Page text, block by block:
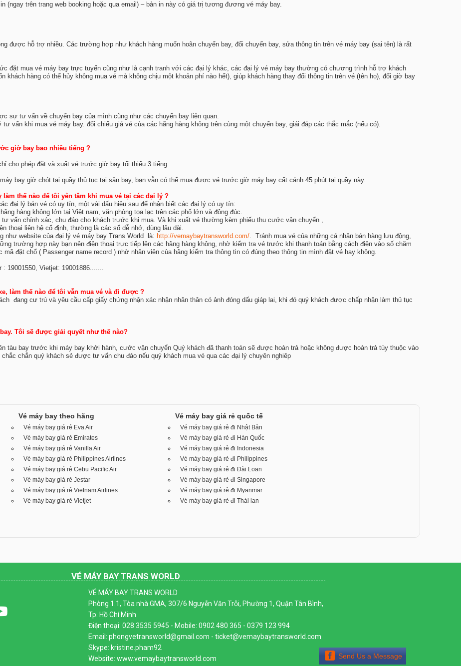
(ngay trên trang web booking hoặc qua email) – bản in này có giá trị tương đương vé máy bay.
được hỗ trợ nhiều. Các trường hợp như khách hàng muốn hoãn chuyến bay, đổi chuyến bay, sửa thông tin trên vé máy bay (sai tên) là rất
đặt mua vé máy bay trực tuyến cũng như là cạnh tranh với các đại lý khác, các đại lý vé máy bay thường có chương trình hỗ trợ khách
khách hàng có thể hủy không mua vé mà không chịu một khoản phí nào hết), giúp khách hàng thay đổi thông tin trên vé (tên họ), đổi giờ bay
sự tư vấn về chuyến bay của mình cũng như các chuyến bay liên quan.
vấn khi mua vé máy bay. đối chiếu giá vé của các hãng hàng không trên cùng một chuyến bay, giái đáp các thắc mắc (nếu có).
giờ bay bao nhiêu tiếng ?
cho phép đặt và xuất vé trước giờ bay tối thiểu 3 tiếng.
bay giờ chót tại quầy thủ tục tại sân bay, bạn vẫn có thể mua được vé trước giờ máy bay cất cánh 45 phút tại quầy này.
thế nào để tôi yên tâm khi mua vé tại các đại lý ?
đại lý bán vé có uy tín, một vài dấu hiệu sau để nhận biết các đại lý có uy tín:
hàng không lớn tại Việt nam, văn phòng tọa lạc trên các phố lớn và đông đúc.
vấn chính xác, chu đáo cho khách trước khi mua. Và khi xuất vé thường kèm phiếu thu cước vận chuyển ,
thoại liên hệ cố định, thường là các số dễ nhớ, dùng lâu dài.
như website của đại lý vé máy bay Trans World là: http://vemaybaytransworld.com/. Tránh mua vé của những cá nhân bán hàng lưu động,
trường hợp này bạn nên điện thoại trực tiếp lên các hãng hàng không, nhờ kiểm tra vé trước khi thanh toán bằng cách điện vào số chăm
đặt chổ ( Passenger name record ) nhờ nhân viên của hãng kiểm tra thông tin có đúng theo thông tin mình đặt vé hay không.
19001550, Vietjet: 19001886.......
làm thế nào để tôi vẫn mua vé và đi được ?
đang cư trú và yêu cầu cấp giấy chứng nhận xác nhận nhân thân có ảnh đóng dấu giáp lai, khi đó quý khách được chấp nhận làm thủ tục
Tôi sẽ được giải quyết như thế nào?
tàu bay trước khi máy bay khởi hành, cước vận chuyển Quý khách đã thanh toán sẽ được hoàn trả hoặc không được hoàn trả tùy thuộc vào
chắn quý khách sẻ được tư vấn chu đáo nếu quý khách mua vé qua các đại lý chuyên nghiêp
Vé máy bay theo hãng
Vé máy bay giá rẻ Eva Air
Vé máy bay giá rẻ Emirates
Vé máy bay giá rẻ Vanilla Air
Vé máy bay giá rẻ Philippines Airlines
Vé máy bay giá rẻ Cebu Pacific Air
Vé máy bay giá rẻ Jestar
Vé máy bay giá rẻ Vietnam Airlines
Vé máy bay giá rẻ Vietjet
Vé máy bay giá rẻ quốc tế
Vé máy bay giá rẻ đi Nhật Bản
Vé máy bay giá rẻ đi Hàn Quốc
Vé máy bay giá rẻ đi Indonesia
Vé máy bay giá rẻ đi Philippines
Vé máy bay giá rẻ đi Đài Loan
Vé máy bay giá rẻ đi Singapore
Vé máy bay giá rẻ đi Myanmar
Vé máy bay giá rẻ đi Thái lan
VÉ MÁY BAY TRANS WORLD
VÉ MÁY BAY TRANS WORLD
Phòng 1.1, Tòa nhà GMA, 307/6 Nguyễn Văn Trỗi, Phường 1, Quận Tân Bình,
Tp. Hồ Chí Minh
Điện thoại: 028 3535 5945 - Mobile: 0902 480 365 - 0379 123 994
Email: phongvetransworld@gmail.com - ticket@vemaybaytransworld.com
Skype: kristine.pham92
Website: www.vemaybaytransworld.com
Send Us a Message